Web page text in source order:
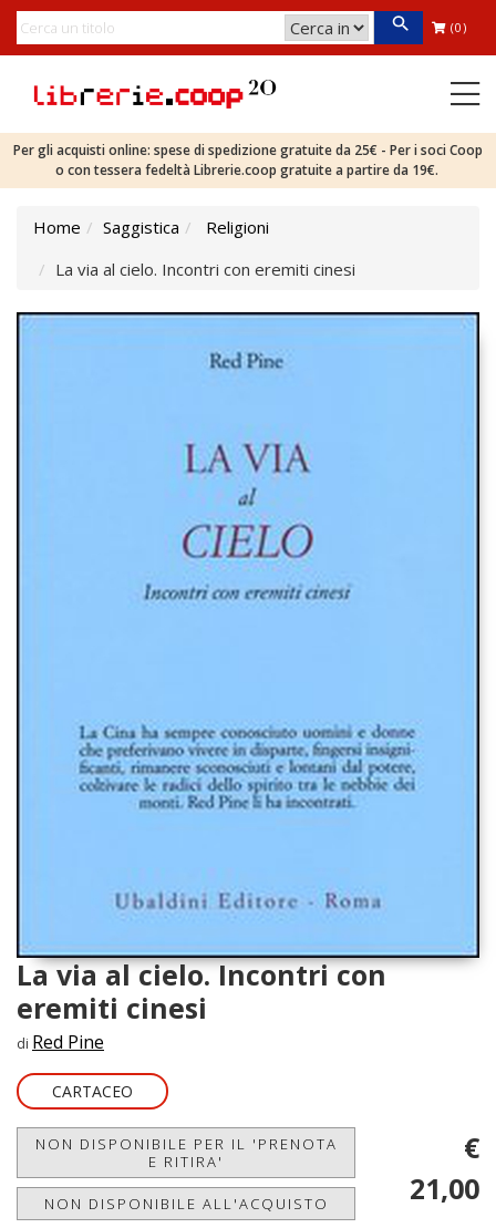
(0)
Per gli acquisti online: spese di spedizione gratuite da 25€ - Per i soci Coop
o con tessera fedeltà Librerie.coop gratuite a partire da 19€.
Home Saggistica
Religioni
La via al cielo. Incontri con eremiti cinesi
La via al cielo. Incontri con
eremiti cinesi
di Red Pine
CARTACEO
NON DISPONIBILE PER IL 'PRENOTA
E RITIRA'
NON DISPONIBILE ALL'ACQUISTO
€
21,00